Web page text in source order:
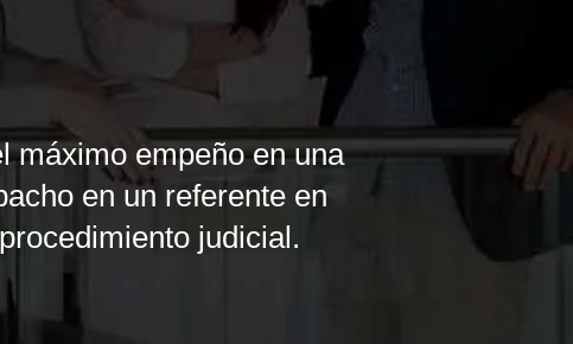
máximo empeño en una
en un referente en
judicial.